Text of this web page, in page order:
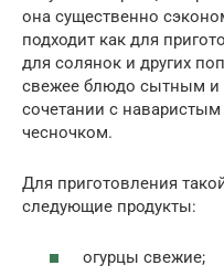
она существенно
подходит как для
для солянок и других
свежее блюдо сытным и
сочетании с
чесночком.
Для приготовления
следующие продукты:
огурцы свежие;